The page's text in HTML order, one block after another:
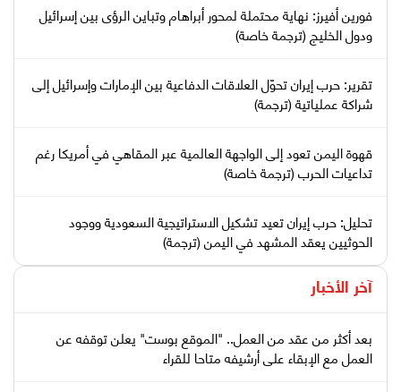
فورين أفيرز: نهاية محتملة لمحور أبراهام وتباين الرؤى بين إسرائيل
ودول الخليج (ترجمة خاصة)
تقرير: حرب إيران تحوّل العلاقات الدفاعية بين الإمارات وإسرائيل إلى
شراكة عملياتية (ترجمة)
قهوة اليمن تعود إلى الواجهة العالمية عبر المقاهي في أمريكا رغم
تداعيات الحرب (ترجمة خاصة)
تحليل: حرب إيران تعيد تشكيل الاستراتيجية السعودية ووجود
الحوثيين يعقد المشهد في اليمن (ترجمة)
آخر الأخبار
بعد أكثر من عقد من العمل.. "الموقع بوست" يعلن توقفه عن
العمل مع الإبقاء على أرشيفه متاحا للقراء